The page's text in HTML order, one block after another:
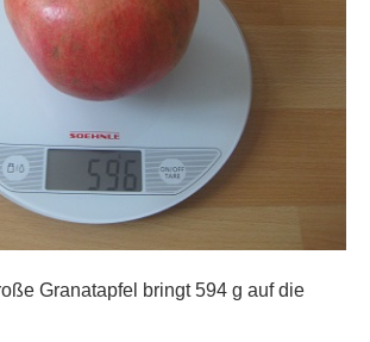
Granatapfel bringt 594 g auf die